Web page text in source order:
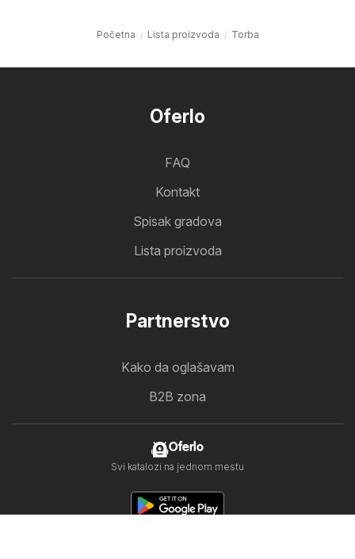
Početna Lista proizvoda Torba
Oferlo
FAQ
Kontakt
Spisak gradova
Lista proizvoda
Partnerstvo
Kako da oglašavam
B2B zona
Oferlo
Svi katalozi na jednom mestu